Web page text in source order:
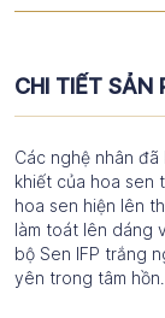
CHI TIẾT SẢN
Các nghệ nhân
khiết của hoa sen
hoa sen hiện lên
làm toát lên dáng
bộ Sen IFP trắng
yên trong tâm hồn.